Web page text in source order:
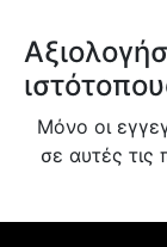
Μόνο οι
σε αυτές τις